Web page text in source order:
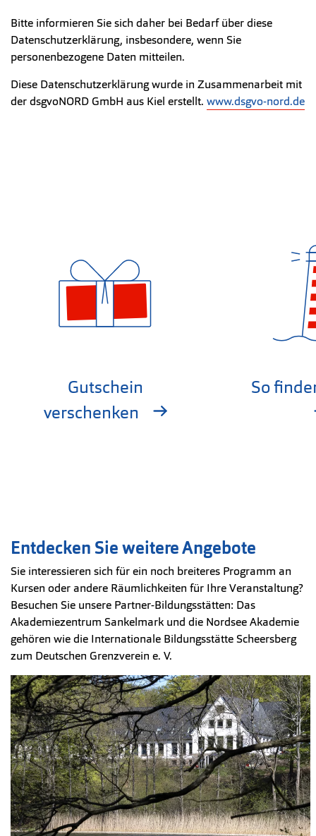
Bitte informieren Sie sich daher bei Bedarf über diese
Datenschutzerklärung, insbesondere, wenn Sie
personenbezogene Daten mitteilen.
Diese Datenschutzerklärung wurde in Zusammenarbeit mit
der dsgvoNORD GmbH aus Kiel erstellt. www.dsgvo-nord.de
Gutschein
verschenken
So
Entdecken Sie weitere Angebote
Sie interessieren sich für ein noch breiteres Programm an
Kursen oder andere Räumlichkeiten für Ihre Veranstaltung?
Besuchen Sie unsere Partner-Bildungsstätten: Das
Akademiezentrum Sankelmark und die Nordsee Akademie
gehören wie die Internationale Bildungsstätte Scheersberg
zum Deutschen Grenzverein e. V.